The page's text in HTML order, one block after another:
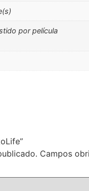
por película
Campos